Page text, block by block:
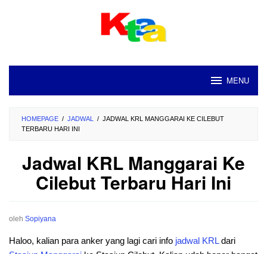
MENU
HOMEPAGE / JADWAL / JADWAL KRL MANGGARAI KE CILEBUT
TERBARU HARI INI
Jadwal KRL Manggarai Ke
Cilebut Terbaru Hari Ini
oleh Sopiyana
Haloo, kalian para anker yang lagi cari info jadwal KRLdari